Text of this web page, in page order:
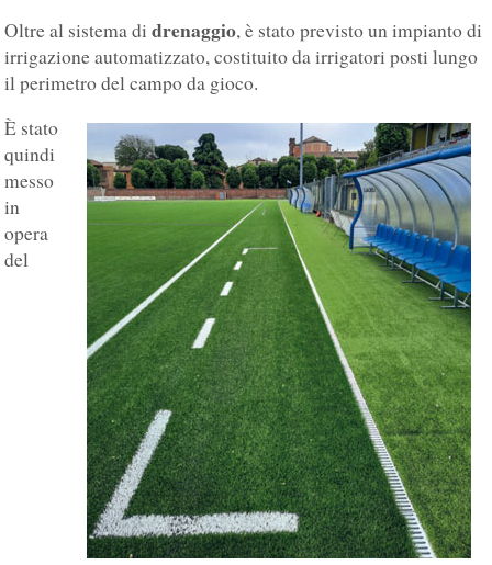
Oltre al sistema didrenaggio, è stato previsto un impianto di
irrigazione automatizzato, costituito da irrigatori posti lungo
il perimetro del campo da gioco.
È stato
quindi
messo
in
opera
del